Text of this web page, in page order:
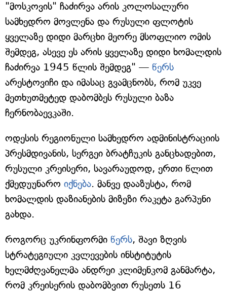
"მოსკოვის" ჩაძირვა არის კოლოსალური
სამხედრო მოვლენა და რუსული ფლოტის
ყველაზე დიდი მარცხი მეორე მსოფლიო ომის
შემდეგ, ასევე ეს არის ყველაზე დიდი ხომალდის
ჩაძირვა 1945 წლის შემდეგ" — წერს
არესტოვიჩი და იმასაც გვამცნობს, რომ უკვე
მეთხუთმეტედ დაბომბეს რუსული ბაზა
ჩერნობაევკაში.
ოდესის რეგიონული სამხედრო ადმინისტრაციის
პრესმდივანის, სერგეი ბრატჩუკის განცხადებით,
რუსული კრეისერი, სავარაუდოდ, ერთი წლით
ქმედუუნარო იქნება. მანვე დააზუსტა, რომ
ხომალდის დაზიანების მიზეზი რაკეტა გარპუნი
გახდა.
როგორც უკრინფორმი წერს, შავი ზღვის
სტრატეგიული კვლევების ინსტიტუტის
ხელმძღვანელმა ანდრეი კლიმენკომ განმარტა,
რომ კრეისერის დაბომბვით რუსეთს 16